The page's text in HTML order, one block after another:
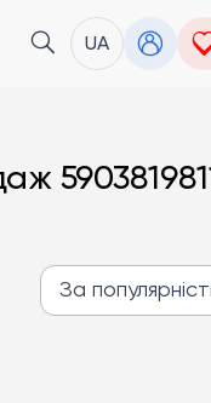
UA
За
дешевих до